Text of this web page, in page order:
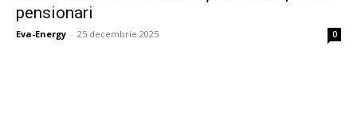
pensionari
Eva-Energy - 25 decembrie 2025 0